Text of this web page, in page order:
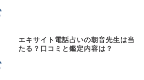
エキサイト電話占いの朝音先生は当
たる？口コミと鑑定内容は？